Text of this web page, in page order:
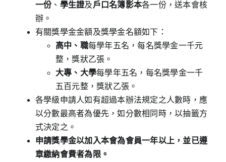
一份 、 學生證及戶口名簿影本各一份，送本會核
辦。
有關獎學金金額及獎學金名額如下：
高中、職每學年五名，每名獎學金一千元
整，獎狀乙張。
大專、大學每學年五名，每名獎學金一千
五百元整，獎狀乙張。
各學級申請人如有超過本辦法規定之人數時，應
以分數最高者為優先，如分數相同時，以抽籤方
式決定之。
申請獎學金以加入本會為會員一年以上，並已遵
章繳納會費者為限。